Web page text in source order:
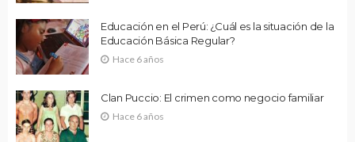
Educación en el Perú: ¿Cuál es la situación de la
Educación Básica Regular?
Hace 6 años
Clan Puccio: El crimen como negocio familiar
Hace 6 años